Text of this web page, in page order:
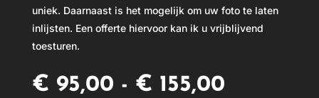
uniek. Daarnaast is het mogelijk om uw foto te laten
inlijsten. Een offerte hiervoor kan ik u vrijblijvend
toesturen.
€ 95,00 - € 155,00